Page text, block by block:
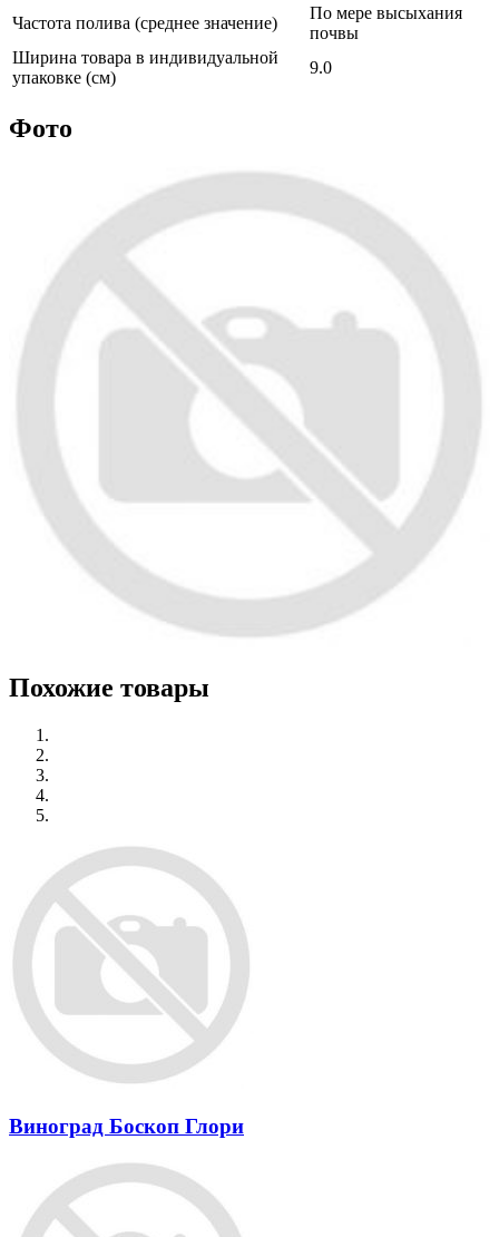
Частота полива (среднее значение)
По мере высыхания
почвы
Ширина товара в индивидуальной
упаковке (см)
9.0
Фото
Похожие товары
Виноград Боскоп Глори